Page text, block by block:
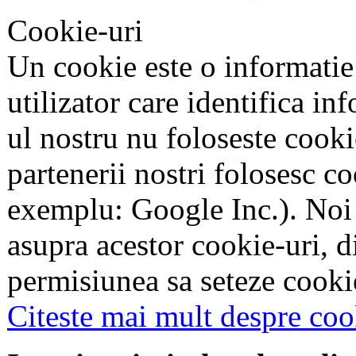
Cookie-uri
Un cookie este o
utilizator care identifica
ul nostru nu foloseste
partenerii nostri folosesc
exemplu: Google Inc.).
asupra acestor cookie-uri,
permisiunea sa seteze
Citeste mai mult despre